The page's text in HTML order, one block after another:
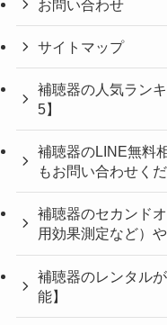
お問い合わせ
サイトマップ
補聴器の人気ラン
5】
補聴器のLINE無料
もお問い合わせくだ
補聴器のセカンド
用効果測定など）や
補聴器のレンタル
能】